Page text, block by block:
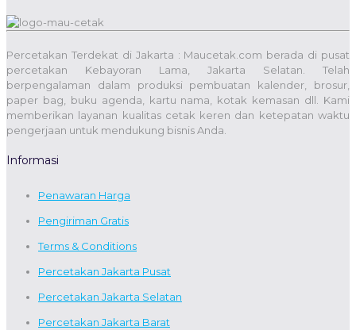
Percetakan Terdekat di Jakarta : Maucetak.com berada di pusat
percetakan Kebayoran Lama, Jakarta Selatan. Telah
berpengalaman dalam produksi pembuatan kalender, brosur,
paper bag, buku agenda, kartu nama, kotak kemasan dll. Kami
memberikan layanan kualitas cetak keren dan ketepatan waktu
pengerjaan untuk mendukung bisnis Anda.
Informasi
Penawaran Harga
Pengiriman Gratis
Terms & Conditions
Percetakan Jakarta Pusat
Percetakan Jakarta Selatan
Percetakan Jakarta Barat